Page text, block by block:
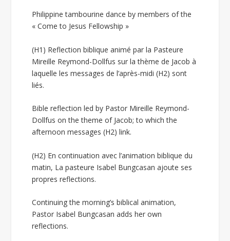
Philippine tambourine dance by members of the
« Come to Jesus Fellowship »
(H1) Reflection biblique animé par la Pasteure
Mireille Reymond-Dollfus sur la thème de Jacob à
laquelle les messages de l’après-midi (H2) sont
liés.
Bible reflection led by Pastor Mireille Reymond-
Dollfus on the theme of Jacob; to which the
afternoon messages (H2) link.
(H2) En continuation avec l’animation biblique du
matin, La pasteure Isabel Bungcasan ajoute ses
propres reflections.
Continuing the morning’s biblical animation,
Pastor Isabel Bungcasan adds her own
reflections.